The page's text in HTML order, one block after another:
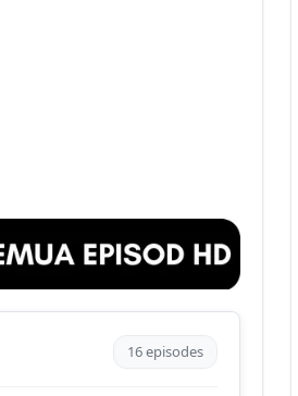
16 episodes